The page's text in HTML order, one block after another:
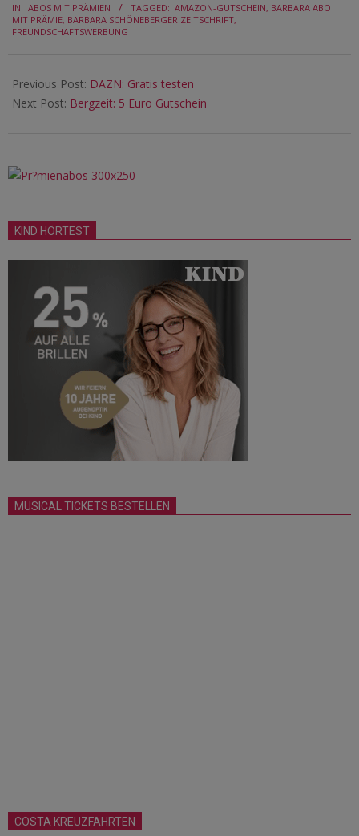
11-
21
IN: ABOS MIT PRÄMIEN TAGGED: AMAZON-GUTSCHEIN, BARBARA ABO
MIT PRÄMIE, BARBARA SCHÖNEBERGER ZEITSCHRIFT,
FREUNDSCHAFTSWERBUNG
Previous Post: DAZN: Gratis testen
Next Post: Bergzeit: 5 Euro Gutschein
KIND HÖRTEST
MUSICAL TICKETS BESTELLEN
COSTA KREUZFAHRTEN